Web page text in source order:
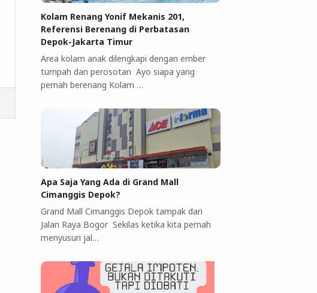
Kolam Renang Yonif Mekanis 201,
Referensi Berenang di Perbatasan
Depok-Jakarta Timur
Area kolam anak dilengkapi dengan ember
tumpah dan perosotan Ayo siapa yang
pernah berenang Kolam …
Apa Saja Yang Ada di Grand Mall
Cimanggis Depok?
Grand Mall Cimanggis Depok tampak dari
Jalan Raya Bogor Sekilas ketika kita pernah
menyusuri jal…